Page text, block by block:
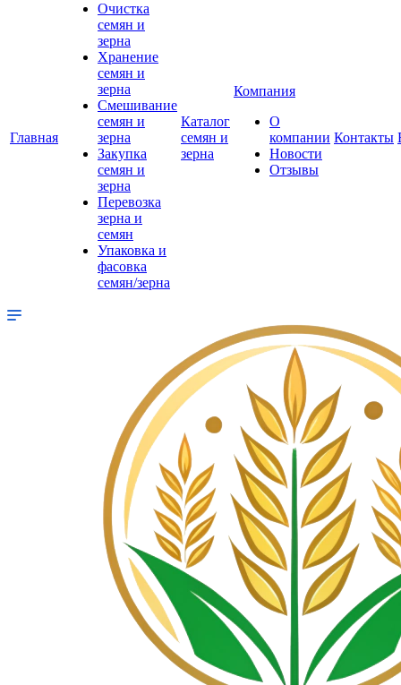
Главная
Очистка
семян и
зерна
Хранение
семян и
зерна
Смешивание
семян и
зерна
Закупка
семян и
зерна
Перевозка
зерна и
семян
Упаковка и
фасовка
семян/зерна
Каталог
семян и
зерна
Компания
О
компании
Новости
Отзывы
Контакты